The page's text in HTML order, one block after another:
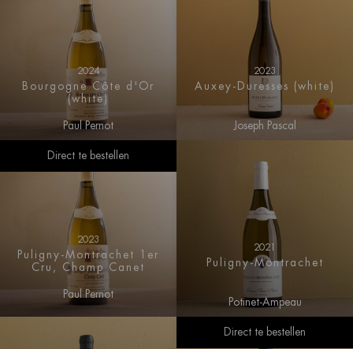
2024
Bourgogne Côte d'Or
(white)
Paul Pernot
2023
Auxey-Duresses (white)
Joseph Pascal
Direct te bestellen
2023
Puligny-Montrachet 1er
Cru, Champ Canet
Paul Pernot
2021
Puligny-Montrachet
Potinet-Ampeau
Direct te bestellen